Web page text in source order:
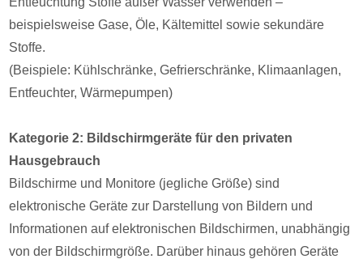
beispielsweise Gase, Öle, Kältemittel sowie sekundäre
Stoffe.
(Beispiele: Kühlschränke, Gefrierschränke, Klimaanlagen,
Entfeuchter, Wärmepumpen)
Kategorie 2: Bildschirmgeräte für den privaten
Hausgebrauch
Bildschirme und Monitore (jegliche Größe) sind
elektronische Geräte zur Darstellung von Bildern und
Informationen auf elektronischen Bildschirmen, unabhängig
von der Bildschirmgröße. Darüber hinaus gehören Geräte